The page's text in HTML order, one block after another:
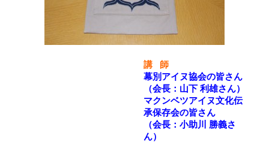
講 師
幕別アイヌ協会の皆さん
（会長：山下 利雄さん）
マクンベツアイヌ文化伝
承保存会の皆さん
（会長：小助川 勝義さ
ん）